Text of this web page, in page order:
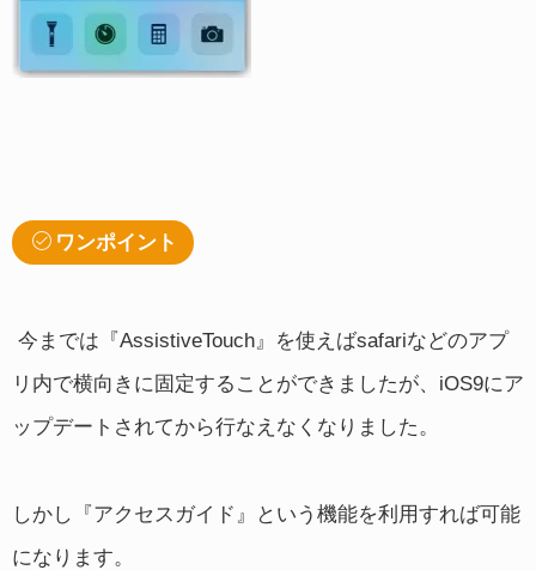
ワンポイント
今までは『AssistiveTouch』を使えばsafariなどのアプ
リ内で横向きに固定することができましたが、iOS9にア
ップデートされてから行なえなくなりました。
しかし『アクセスガイド』という機能を利用すれば可能
になります。